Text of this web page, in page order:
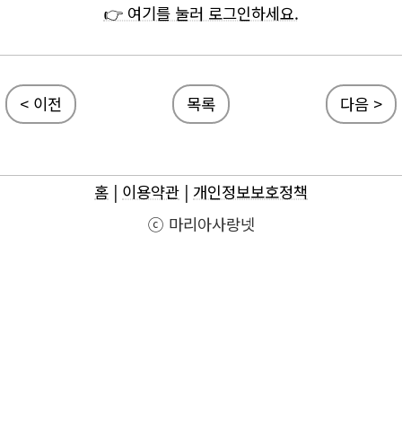
👉 여기를 눌러 로그인하세요.
< 이전 목록 다음 >
홈 | 이용약관 | 개인정보보호정책
ⓒ 마리아사랑넷